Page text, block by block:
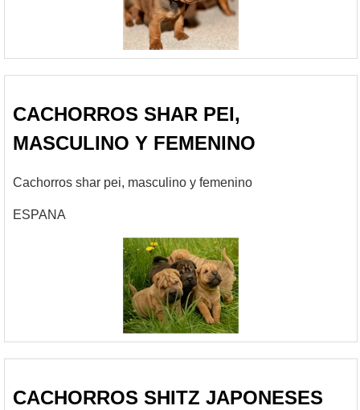
CACHORROS SHAR PEI,
MASCULINO Y FEMENINO
Cachorros shar pei, masculino y femenino
ESPANA
CACHORROS SHITZ JAPONESES